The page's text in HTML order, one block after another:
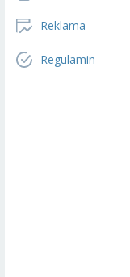
Reklama
Regulamin